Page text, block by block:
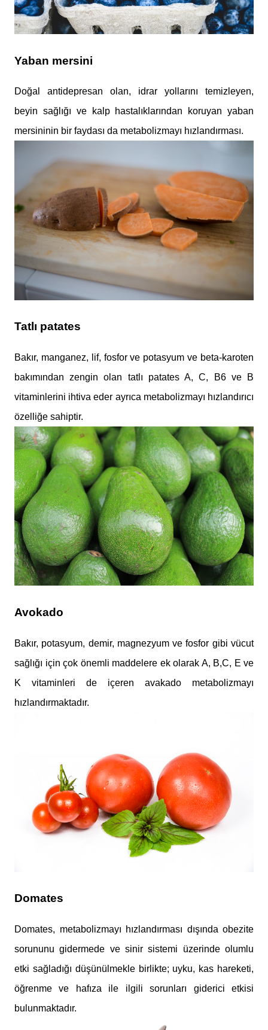
Yaban mersini
Doğal antidepresan olan, idrar yollarını temizleyen,
beyin sağlığı ve kalp hastalıklarından koruyan yaban
mersininin bir faydası da metabolizmayı hızlandırması.
Tatlı patates
Bakır, manganez, lif, fosfor ve potasyum ve beta-karoten
bakımından zengin olan tatlı patates A, C, B6 ve B
vitaminlerini ihtiva eder ayrıca metabolizmayı hızlandırıcı
özelliğe sahiptir.
Avokado
Bakır, potasyum, demir, magnezyum ve fosfor gibi vücut
sağlığı için çok önemli maddelere ek olarak A, B,C, E ve
K vitaminleri de içeren avakado metabolizmayı
hızlandırmaktadır.
Domates
Domates, metabolizmayı hızlandırması dışında obezite
sorununu gidermede ve sinir sistemi üzerinde olumlu
etki sağladığı düşünülmekle birlikte; uyku, kas hareketi,
öğrenme ve hafıza ile ilgili sorunları giderici etkisi
bulunmaktadır.